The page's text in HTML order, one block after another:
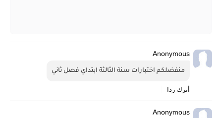
Anonymous
منفضلكم اختبارات سنة الثالثة ابتداي فصل ثاني
أترك ردا
Anonymous